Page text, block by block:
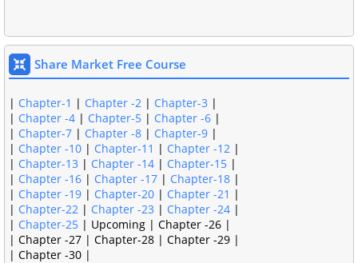
Share Market Free Course
| Chapter-1 | Chapter -2 | Chapter-3 |
| Chapter -4 | Chapter-5 | Chapter -6 |
| Chapter-7 | Chapter -8 | Chapter-9 |
| Chapter -10 | Chapter-11 | Chapter -12 |
| Chapter-13 | Chapter -14 | Chapter-15 |
| Chapter -16 | Chapter -17 | Chapter-18 |
| Chapter -19 | Chapter-20 | Chapter -21 |
| Chapter-22 | Chapter -23 | Chapter -24 |
| Chapter-25 | Upcoming | Chapter -26 |
| Chapter -27 | Chapter-28 | Chapter -29 |
| Chapter -30 |